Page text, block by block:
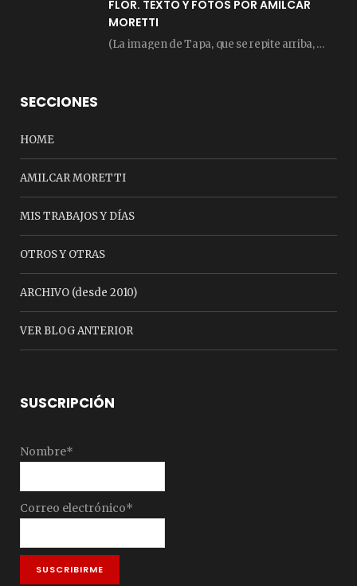
FLOR. TEXTO Y FOTOS POR AMILCAR
MORETTI
(La imagen de Tapa, que se repite arriba, fue compuesta por Amilcar Moretti el viernes…
SECCIONES
HOME
AMILCAR MORETTI
MIS TRABAJOS Y DÍAS
OTROS Y OTRAS
ARCHIVO (desde 2010)
VER BLOG ANTERIOR
SUSCRIPCIÓN
Nombre*
Correo electrónico*